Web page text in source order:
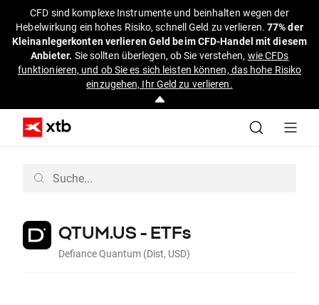
CFD sind komplexe Instrumente und beinhalten wegen der
Hebelwirkung ein hohes Risiko, schnell Geld zu verlieren.77% der
Kleinanlegerkonten verlieren Geld beim CFD-Handel mit diesem
Anbieter. Sie sollten überlegen, ob Sie verstehen, wie CFDs
funktionieren, und ob Sie es sich leisten können, das hohe Risiko
einzugehen, Ihr Geld zu verlieren.
QTUM.US - ETFs
Defiance Quantum (Dist, USD)